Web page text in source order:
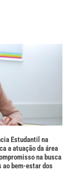
Estudantil na
a atuação da área
na busca
ao bem-estar dos